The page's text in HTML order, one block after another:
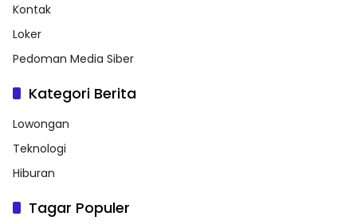
Kontak
Loker
Pedoman Media Siber
Kategori Berita
Lowongan
Teknologi
Hiburan
Tagar Populer